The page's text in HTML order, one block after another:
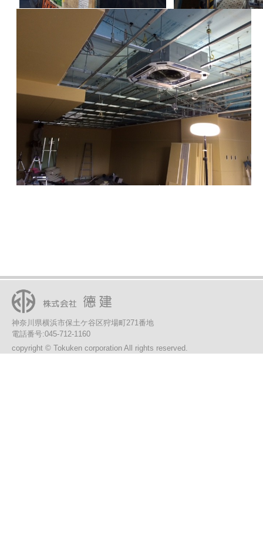
神奈川県横浜市保土ケ谷区狩場町271番地
電話番号:045-712-1160
copyright © Tokuken corporation All rights reserved.